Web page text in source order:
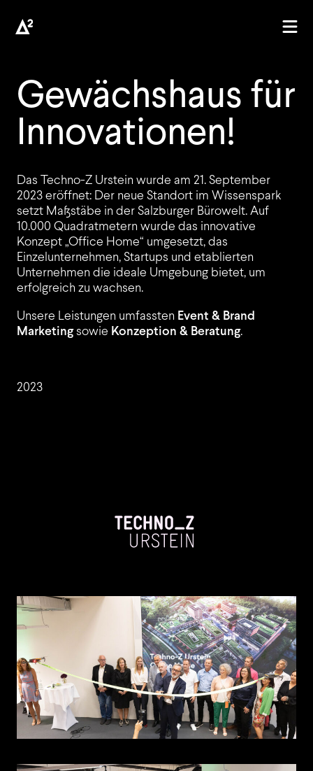
AGENTUR
PROJEKTE
KUNDEN
EVENT TREND RADAR
KONTAKT
EN
DE
Gewächshaus für
Innovationen!
Das Techno-Z Urstein wurde am 21. September
2023 eröffnet: Der neue Standort im Wissenspark
setzt Maßstäbe in der Salzburger Bürowelt. Auf
10.000 Quadratmetern wurde das innovative
Konzept „Office Home“ umgesetzt, das
Einzelunternehmen, Startups und etablierten
Unternehmen die ideale Umgebung bietet, um
erfolgreich zu wachsen.
Unsere Leistungen umfassten Event & Brand
Marketingsowie Konzeption & Beratung.
2023